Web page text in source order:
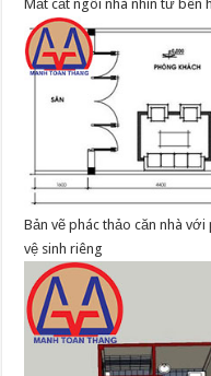
Măt cắt ngôi nhà nhìn từ bên
Bản vẽ phác thảo căn nhà
vệ sinh riêng